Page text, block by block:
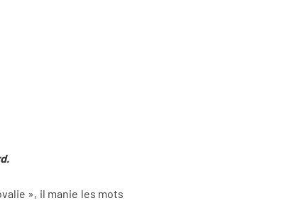
», il manie les mots